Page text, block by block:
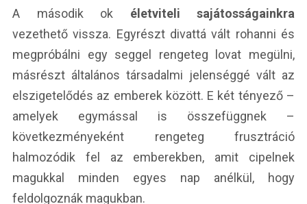
A második ok életviteli sajátosságainkra
vezethető vissza. Egyrészt divattá vált rohanni és
megpróbálni egy seggel rengeteg lovat megülni,
másrészt általános társadalmi jelenséggé vált az
elszigetelődés az emberek között. E két tényező –
amelyek egymással is összefüggnek –
következményeként rengeteg frusztráció
halmozódik fel az emberekben, amit cipelnek
magukkal minden egyes nap anélkül, hogy
feldolgoznák magukban.